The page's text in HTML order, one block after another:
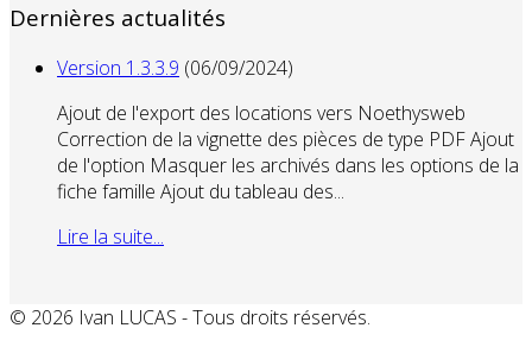
Dernières actualités
Version 1.3.3.9 (06/09/2024)
Ajout de l'export des locations vers Noethysweb
Correction de la vignette des pièces de type PDF Ajout
de l'option Masquer les archivés dans les options de la
fiche famille Ajout du tableau des...
Lire la suite...
© 2026 Ivan LUCAS - Tous droits réservés.